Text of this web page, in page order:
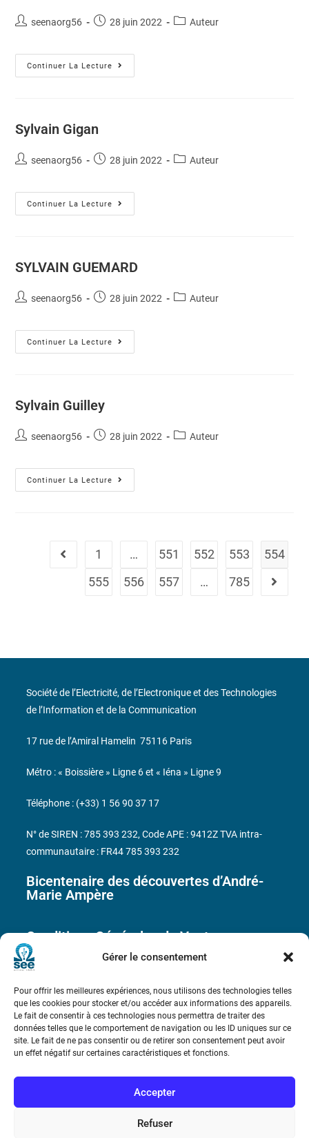
Gérer le consentement
Pour offrir les meilleures expériences, nous utilisons des technologies telles
que les cookies pour stocker et/ou accéder aux informations des appareils.
Le fait de consentir à ces technologies nous permettra de traiter des
données telles que le comportement de navigation ou les ID uniques sur ce
site. Le fait de ne pas consentir ou de retirer son consentement peut avoir
un effet négatif sur certaines caractéristiques et fonctions.
Accepter
Refuser
seenaorg56 28 juin 2022 Auteur
Continuer La Lecture
Sylvain Gigan
seenaorg56 28 juin 2022 Auteur
Continuer La Lecture
SYLVAIN GUEMARD
seenaorg56 28 juin 2022 Auteur
Continuer La Lecture
Sylvain Guilley
seenaorg56 28 juin 2022 Auteur
Continuer La Lecture
1 … 551 552 553
554
555
556 557 … 785
Bicentenaire des découvertes d’André-
Marie Ampère
Conditions Générales de Vente
Contact
Société de l’Electricité, de l’Electronique et des Technologies
de l’Information et de la Communication
17 rue de l’Amiral Hamelin 75116 Paris
Métro : « Boissière » Ligne 6 et « Iéna » Ligne 9
Téléphone : (+33) 1 56 90 37 17
N° de SIREN : 785 393 232, Code APE : 9412Z TVA intra-
communautaire : FR44 785 393 232